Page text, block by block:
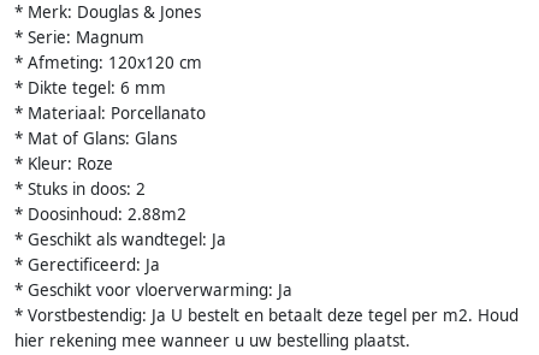
* Merk: Douglas & Jones
* Serie: Magnum
* Afmeting: 120x120 cm
* Dikte tegel: 6 mm
* Materiaal: Porcellanato
* Mat of Glans: Glans
* Kleur: Roze
* Stuks in doos: 2
* Doosinhoud: 2.88m2
* Geschikt als wandtegel: Ja
* Gerectificeerd: Ja
* Geschikt voor vloerverwarming: Ja
* Vorstbestendig: Ja U bestelt en betaalt deze tegel per m2. Houd
hier rekening mee wanneer u uw bestelling plaatst.